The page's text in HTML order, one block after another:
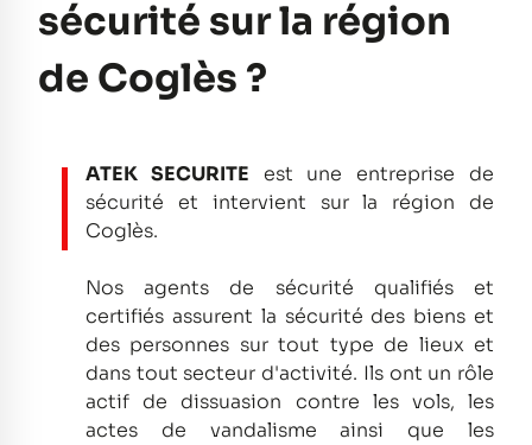
sécurité sur la région
de Coglès ?
ATEK SECURITE est une entreprise de
sécurité et intervient sur la région de
Coglès.
Nos agents de sécurité qualifiés et
certifiés assurent la sécurité des biens et
des personnes sur tout type de lieux et
dans tout secteur d'activité. Ils ont un rôle
actif de dissuasion contre les vols, les
actes de vandalisme ainsi que les